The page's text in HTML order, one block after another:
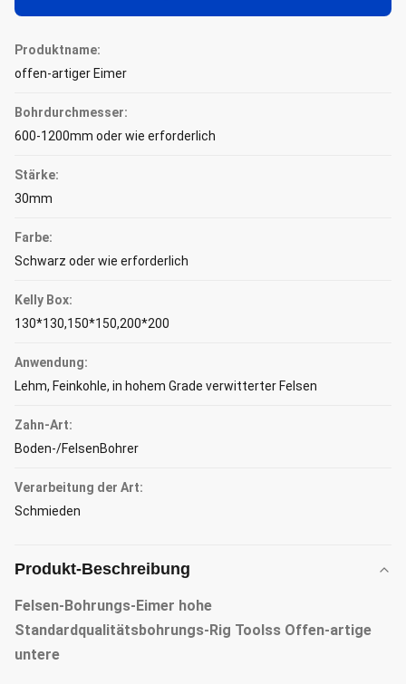
Produktname:
offen-artiger Eimer
Bohrdurchmesser:
600-1200mm oder wie erforderlich
Stärke:
30mm
Farbe:
Schwarz oder wie erforderlich
Kelly Box:
130*130,150*150,200*200
Anwendung:
Lehm, Feinkohle, in hohem Grade verwitterter Felsen
Zahn-Art:
Boden-/FelsenBohrer
Verarbeitung der Art:
Schmieden
Produkt-Beschreibung
Felsen-Bohrungs-Eimer hohe
Standardqualitätsbohrungs-Rig Toolss Offen-artige
untere